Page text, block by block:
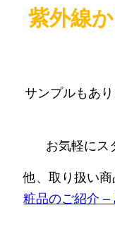
紫外線
サンプルもあ
お気軽にス
他、取り扱い
粧品のご紹介